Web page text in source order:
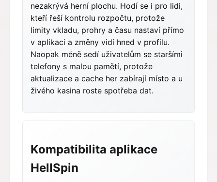
nezakrývá herní plochu. Hodí se i pro lidi,
kteří řeší kontrolu rozpočtu, protože
limity vkladu, prohry a času nastaví přímo
v aplikaci a změny vidí hned v profilu.
Naopak méně sedí uživatelům se staršími
telefony s malou pamětí, protože
aktualizace a cache her zabírají místo a u
živého kasina roste spotřeba dat.
Kompatibilita aplikace
HellSpin